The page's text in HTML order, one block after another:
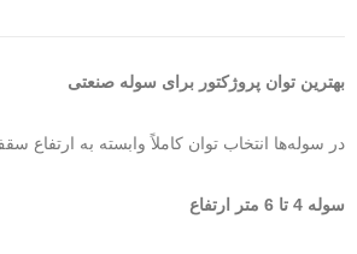
بهترین توان پروژکتور برای سوله صنعتی
در سوله‌ها انتخاب توان کاملاً وابسته به ارتفاع
سوله 4 تا 6 متر ارتفاع